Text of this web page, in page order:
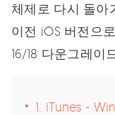
체제로 다시 돌아
이전 iOS 버전으
16/18 다운그레이
1. iTunes -